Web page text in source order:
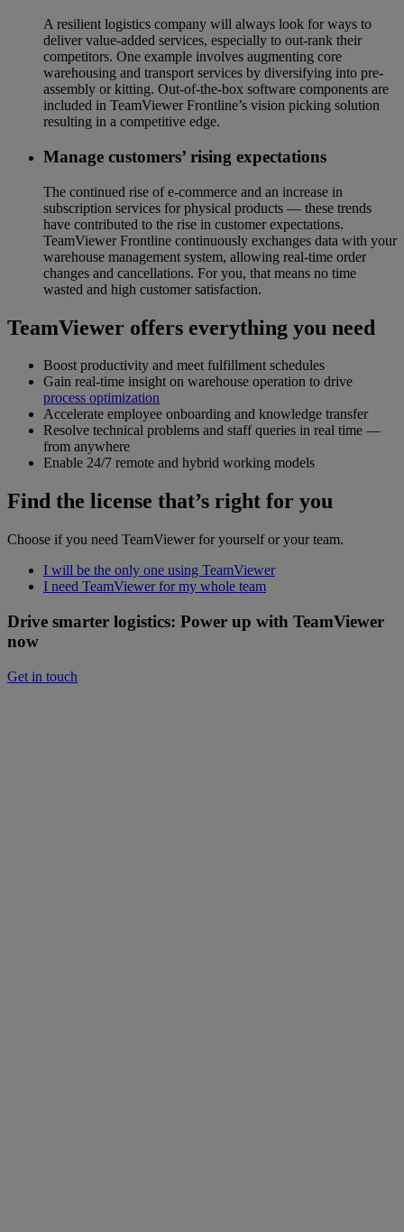
A resilient logistics company will always look for ways to
deliver value-added services, especially to out-rank their
competitors. One example involves augmenting core
warehousing and transport services by diversifying into pre-
assembly or kitting. Out-of-the-box software components are
included in TeamViewer Frontline’s vision picking solution
resulting in a competitive edge.
Manage customers’ rising expectations
The continued rise of e-commerce and an increase in
subscription services for physical products — these trends
have contributed to the rise in customer expectations.
TeamViewer Frontline continuously exchanges data with your
warehouse management system, allowing real-time order
changes and cancellations. For you, that means no time
wasted and high customer satisfaction.
TeamViewer offers everything you need
Boost productivity and meet fulfillment schedules
Gain real-time insight on warehouse operation to drive
process optimization
Accelerate employee onboarding and knowledge transfer
Resolve technical problems and staff queries in real time —
from anywhere
Enable 24/7 remote and hybrid working models
Find the license that’s right for you
Choose if you need TeamViewer for yourself or your team.
I will be the only one using TeamViewer
I need TeamViewer for my whole team
Drive smarter logistics: Power up with TeamViewer
now
Get in touch